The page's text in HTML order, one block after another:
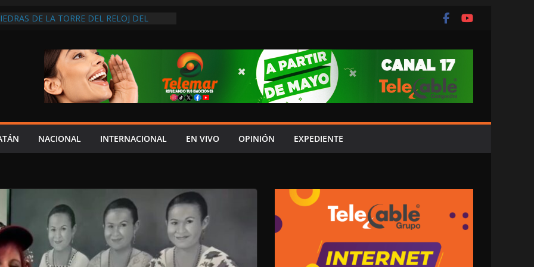
DE LA TORRE DEL RELOJ DEL
INMOVILIZAN CAMIÓN EN
DE ACUERDOS DE
NO ACTÚA DE BUENA FE”
NI EL 10% DE ACCIONES QUE
MIENTRAS CAEN EL
LOS LLAMADOS DEL PALACIO
A SER CONGRUENTE CON LA
NACIONAL INTERNACIONAL EN VIVO OPINIÓN EXPEDIENTE